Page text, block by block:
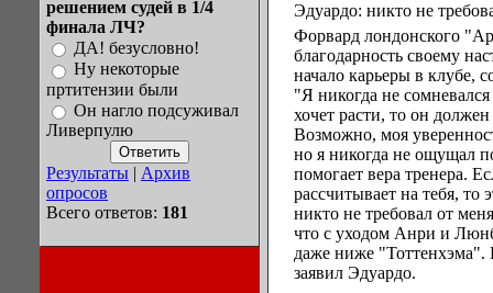
решением судей в 1/4
финала ЛЧ?
ДА! безусловно!
Ну некоторые
пртитензии были
Он нагло подсуживал
Ливерпулю
Результаты | Архив
опросов
Всего ответов: 181
Эдуардо: никто не
Форвард лондонского
благодарность своему
начало карьеры в клубе,
"Я никогда не
хочет расти, то он
Возможно, моя
но я никогда не ощущал
помогает вера тренера.
рассчитывает на тебя, то
никто не требовал от
что с уходом Анри и
даже ниже
заявил Эдуардо.